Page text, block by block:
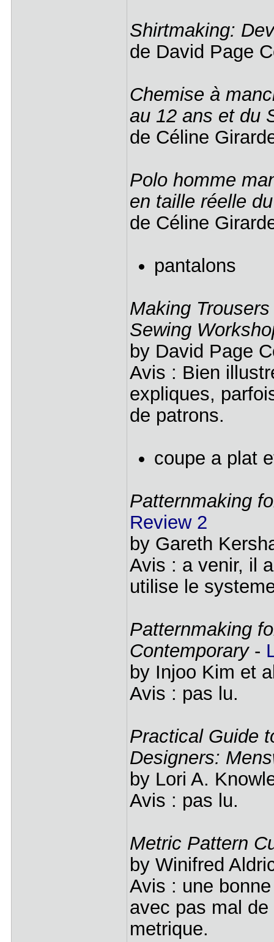
Shirtmaking:
de David Page
Chemise à
au 12 ans et du
de Céline
Polo homme
en taille réelle
de Céline
pantalons
Making
Sewing
by David Page
Avis : Bien
expliques,
de patrons.
coupe a plat
Patternmaking
Review 2
by Gareth
Avis : a venir, il
utilise le
Patternmaking
Contemporary-
by Injoo Kim et
Avis : pas lu.
Practical Guide
Designers:
by Lori A.
Avis : pas lu.
Metric Pattern
by Winifred
Avis : une
avec pas mal
metrique.